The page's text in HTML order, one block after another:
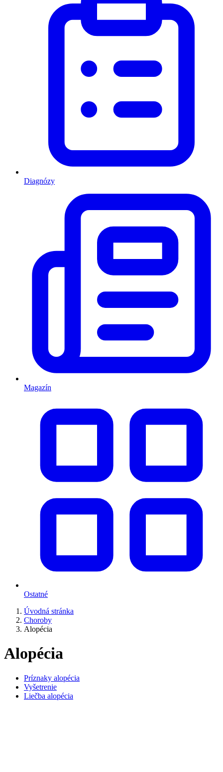
Diagnózy
Magazín
Ostatné
Úvodná stránka
Choroby
Alopécia
Alopécia
Príznaky alopécia
Vyšetrenie
Liečba alopécia